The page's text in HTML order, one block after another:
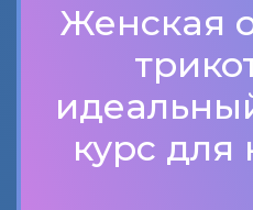
Женская
курс для